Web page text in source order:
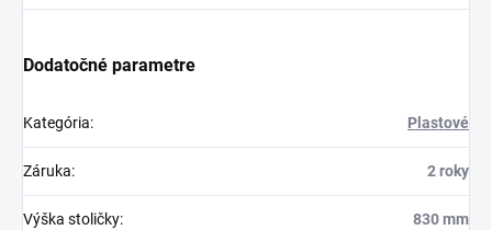
Dodatočné parametre
Kategória: Plastové
Záruka: 2 roky
Výška stoličky: 830 mm